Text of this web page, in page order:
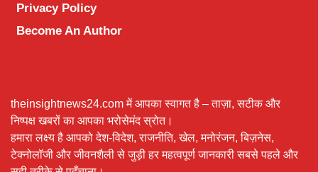
Privacy Policy
Become An Author
theinsightnews24.com में आपका स्वागत है – ताज़ा, सटीक और
निष्पक्ष खबरों का आपका भरोसेमंद स्रोत।
हमारा लक्ष्य है आपको देश-विदेश, राजनीति, खेल, मनोरंजन, बिज़नेस,
टेक्नोलॉजी और जीवनशैली से जुड़ी हर महत्वपूर्ण जानकारी सबसे पहले और